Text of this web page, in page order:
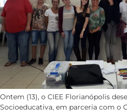
Ontem (13), o CIEE Florianópolis
Socioeducativa, em parceria com o